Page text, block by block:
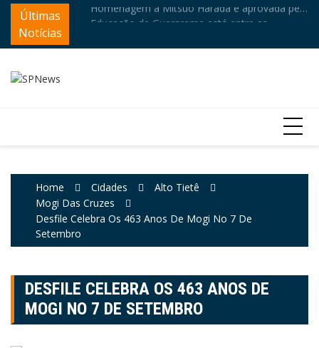
Skip
content
Últimas
Notícias
Câmara de Mogi
Educação de Guararema está entre as
Home Cidades
Alto Tietê
Mogi Das Cruzes
Desfile Celebra Os 463 Anos De Mogi No 7 De
Setembro
DESFILE CELEBRA OS 463 ANOS DE
MOGI NO 7 DE SETEMBRO